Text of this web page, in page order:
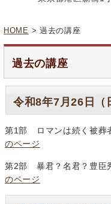
HOME > 過去の講座
過去の講座
令和8年7月26日（
第1部 ロマンは続く被葬
のページ
第2部 暴君？名君？豊臣
のページ